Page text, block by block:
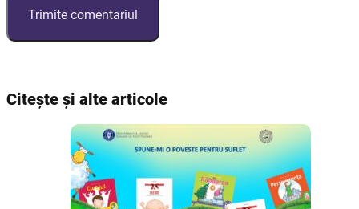
Citește și alte articole